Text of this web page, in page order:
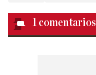
1 comentarios